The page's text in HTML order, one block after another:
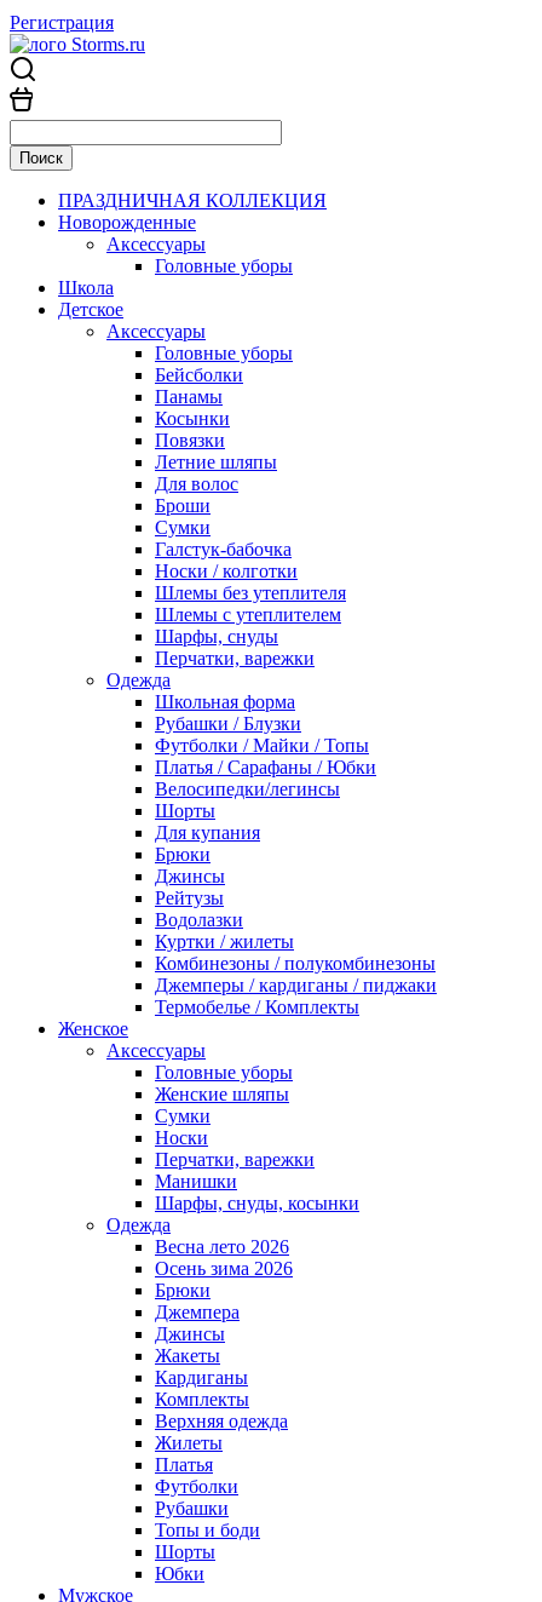
Регистрация
ПРАЗДНИЧНАЯ КОЛЛЕКЦИЯ
Новорожденные
Аксессуары
Головные уборы
Школа
Детское
Аксессуары
Головные уборы
Бейсболки
Панамы
Косынки
Повязки
Летние шляпы
Для волос
Броши
Сумки
Галстук-бабочка
Носки / колготки
Шлемы без утеплителя
Шлемы с утеплителем
Шарфы, снуды
Перчатки, варежки
Одежда
Школьная форма
Рубашки / Блузки
Футболки / Майки / Топы
Платья / Сарафаны / Юбки
Велосипедки/легинсы
Шорты
Для купания
Брюки
Джинсы
Рейтузы
Водолазки
Куртки / жилеты
Комбинезоны / полукомбинезоны
Джемперы / кардиганы / пиджаки
Термобелье / Комплекты
Женское
Аксессуары
Головные уборы
Женские шляпы
Сумки
Носки
Перчатки, варежки
Манишки
Шарфы, снуды, косынки
Одежда
Весна лето 2026
Осень зима 2026
Брюки
Джемпера
Джинсы
Жакеты
Кардиганы
Комплекты
Верхняя одежда
Жилеты
Платья
Футболки
Рубашки
Топы и боди
Шорты
Юбки
Мужское